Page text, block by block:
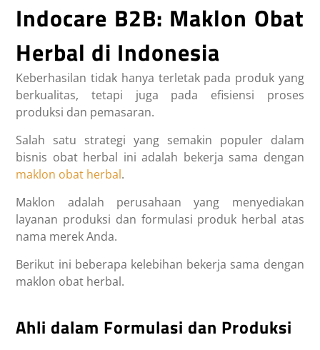
Indocare B2B: Maklon Obat
Herbal di Indonesia
Keberhasilan tidak hanya terletak pada produk yang
berkualitas, tetapi juga pada efisiensi proses
produksi dan pemasaran.
Salah satu strategi yang semakin populer dalam
bisnis obat herbal ini adalah bekerja sama dengan
maklon obat herbal.
Maklon adalah perusahaan yang menyediakan
layanan produksi dan formulasi produk herbal atas
nama merek Anda.
Berikut ini beberapa kelebihan bekerja sama dengan
maklon obat herbal.
Ahli dalam Formulasi dan Produksi